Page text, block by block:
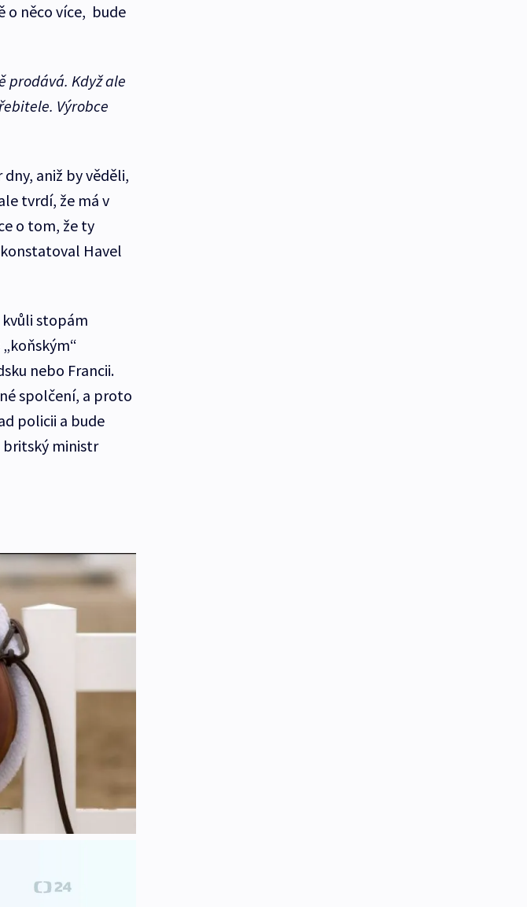
o něco více, bude
prodává. Když ale
Výrobce
aniž by věděli,
tvrdí, že má v
o tom, že ty
Havel
stopám
nebo Francii.
spolčení, a proto
policii a bude
britský ministr